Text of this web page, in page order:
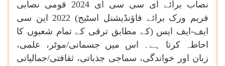
نصاب برائے ای سی سی ای 2024 قومی نصابی
فریم ورک برائے فاؤنڈیشنل اسٹیج2022 ( این سی
ایف- ایف ایس )کے مطابق ترقی کے تمام شعبوں کا
احاطہ
کرتا ہے۔ اس میں جسمانی/موٹر،
علمی،
زبان
اور خواندگی، سماجی جذباتی، ثقافتی/جمالیاتی